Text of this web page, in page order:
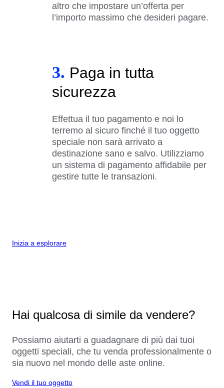
altro che impostare un’offerta per
l’importo massimo che desideri pagare.
3. Paga in tutta
sicurezza
Effettua il tuo pagamento e noi lo
terremo al sicuro finché il tuo oggetto
speciale non sarà arrivato a
destinazione sano e salvo. Utilizziamo
un sistema di pagamento affidabile per
gestire tutte le transazioni.
Inizia a esplorare
Hai qualcosa di simile da vendere?
Possiamo aiutarti a guadagnare di più dai tuoi
oggetti speciali, che tu venda professionalmente o
sia nuovo nel mondo delle aste online.
Vendi il tuo oggetto